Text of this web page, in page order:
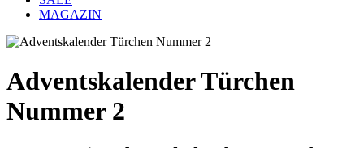
MAGAZIN
Adventskalender Türchen
Nummer 2